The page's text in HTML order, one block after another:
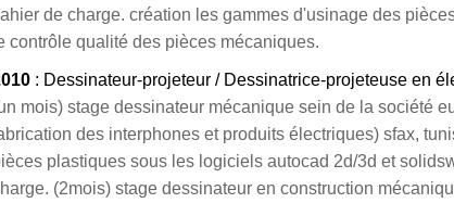
de charge. création les gammes d'usinage des
contrôle qualité des pièces mécaniques.
: Dessinateur-projeteur / Dessinatrice-projeteuse en
mois) stage dessinateur mécanique sein de la société
des interphones et produits électriques) sfax,
plastiques sous les logiciels autocad 2d/3d et
(2mois) stage dessinateur en construction